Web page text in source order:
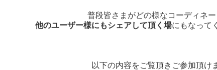
普段皆さまがどの様なコーディネー
他のユーザー様にもシェアして頂く場にもなって
以下の内容をご覧頂きご参加頂け